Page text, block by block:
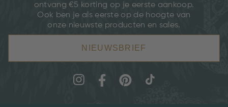
ontvang €5 korting op je eerste aankoop.
Ook ben je als eerste op de hoogte van
onze nieuwste producten en sales.
NIEUWSBRIEF